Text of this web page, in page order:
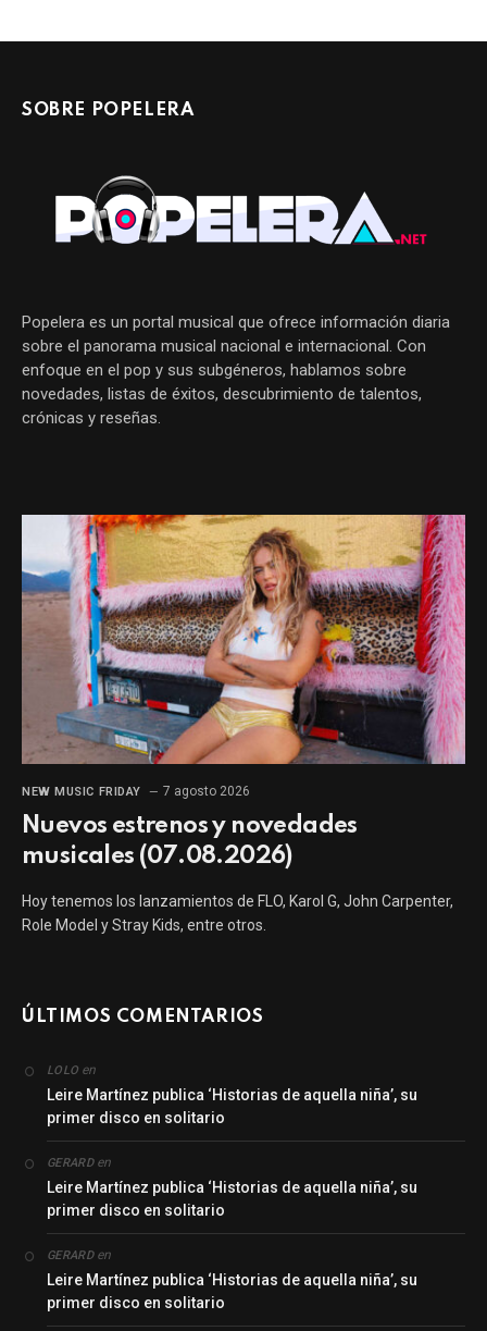
SOBRE POPELERA
Popelera es un portal musical que ofrece información diaria
sobre el panorama musical nacional e internacional. Con
enfoque en el pop y sus subgéneros, hablamos sobre
novedades, listas de éxitos, descubrimiento de talentos,
crónicas y reseñas.
NEW MUSIC FRIDAY 7 agosto 2026
Nuevos estrenos y novedades
musicales (07.08.2026)
Hoy tenemos los lanzamientos de FLO, Karol G, John Carpenter,
Role Model y Stray Kids, entre otros.
ÚLTIMOS COMENTARIOS
LOLO en
Leire Martínez publica ‘Historias de aquella niña’, su
primer disco en solitario
GERARDen
Leire Martínez publica ‘Historias de aquella niña’, su
primer disco en solitario
GERARDen
Leire Martínez publica ‘Historias de aquella niña’, su
primer disco en solitario